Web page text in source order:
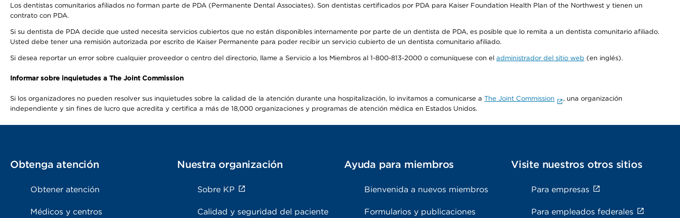
Los dentistas comunitarios afiliados no forman parte de PDA (Permanente Dental Associates). Son dentistas certificados por PDA para Kaiser Foundation Health Plan of the Northwest y tienen un
contrato con PDA.
Si su dentista de PDA decide que usted necesita servicios cubiertos que no están disponibles internamente por parte de un dentista de PDA, es posible que lo remita a un dentista comunitario afiliado.
Usted debe tener una remisión autorizada por escrito de Kaiser Permanente para poder recibir un servicio cubierto de un dentista comunitario afiliado.
Si desea reportar un error sobre cualquier proveedor o centro del directorio, llame a Servicio a los Miembros al 1-800-813-2000 o comuníquese con el administrador del sitio web (en inglés).
Informar sobre inquietudes a The Joint Commission
Si los organizadores no pueden resolver sus inquietudes sobre la calidad de la atención durante una hospitalización, lo invitamos a comunicarse a The Joint Commission
, una organización
independiente y sin fines de lucro que acredita y certifica a más de 18,000 organizaciones y programas de atención médica en Estados Unidos.
Obtenga atención
Obtener atención
Médicos y centros
Nuestra organización
Sobre KP
Calidad y seguridad del paciente
Ayuda para miembros
Bienvenida a nuevos miembros
Formularios y publicaciones
Visite nuestros otros sitios
Para empresas
Para empleados federales